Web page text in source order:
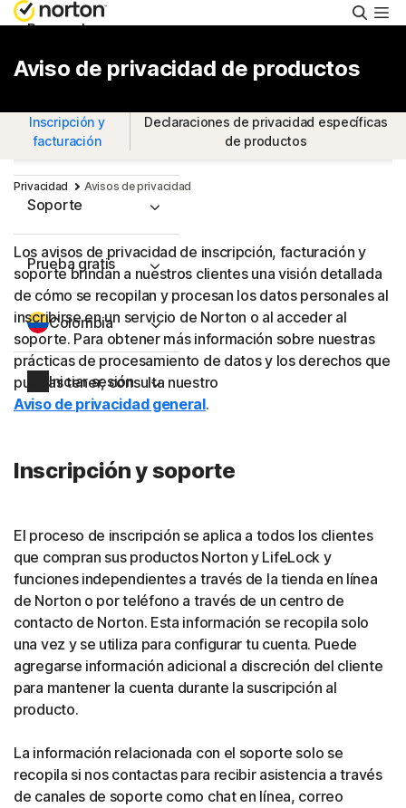
Personal
Recursos
Soporte
Prueba gratis
Colombia
Iniciar sesión
Aviso de privacidad de productos
Inscripción y
facturación
Declaraciones de privacidad específicas
de productos
Privacidad Avisos de privacidad
Los avisos de privacidad de inscripción, facturación y
soporte brindan a nuestros clientes una visión detallada
de cómo se recopilan y procesan los datos personales al
inscribirse en un servicio de Norton o al acceder al
soporte. Para obtener más información sobre nuestras
prácticas de procesamiento de datos y los derechos que
puedas tener, consulta nuestro
Aviso de privacidad general.
Inscripción y soporte
El proceso de inscripción se aplica a todos los clientes
que compran sus productos Norton y LifeLock y
funciones independientes a través de la tienda en línea
de Norton o por teléfono a través de un centro de
contacto de Norton. Esta información se recopila solo
una vez y se utiliza para configurar tu cuenta. Puede
agregarse información adicional a discreción del cliente
para mantener la cuenta durante la suscripción al
producto.
La información relacionada con el soporte solo se
recopila si nos contactas para recibir asistencia a través
de canales de soporte como chat en línea, correo